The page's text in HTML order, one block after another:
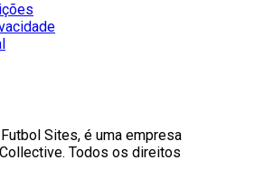
Sites, é uma empresa
Todos os direitos